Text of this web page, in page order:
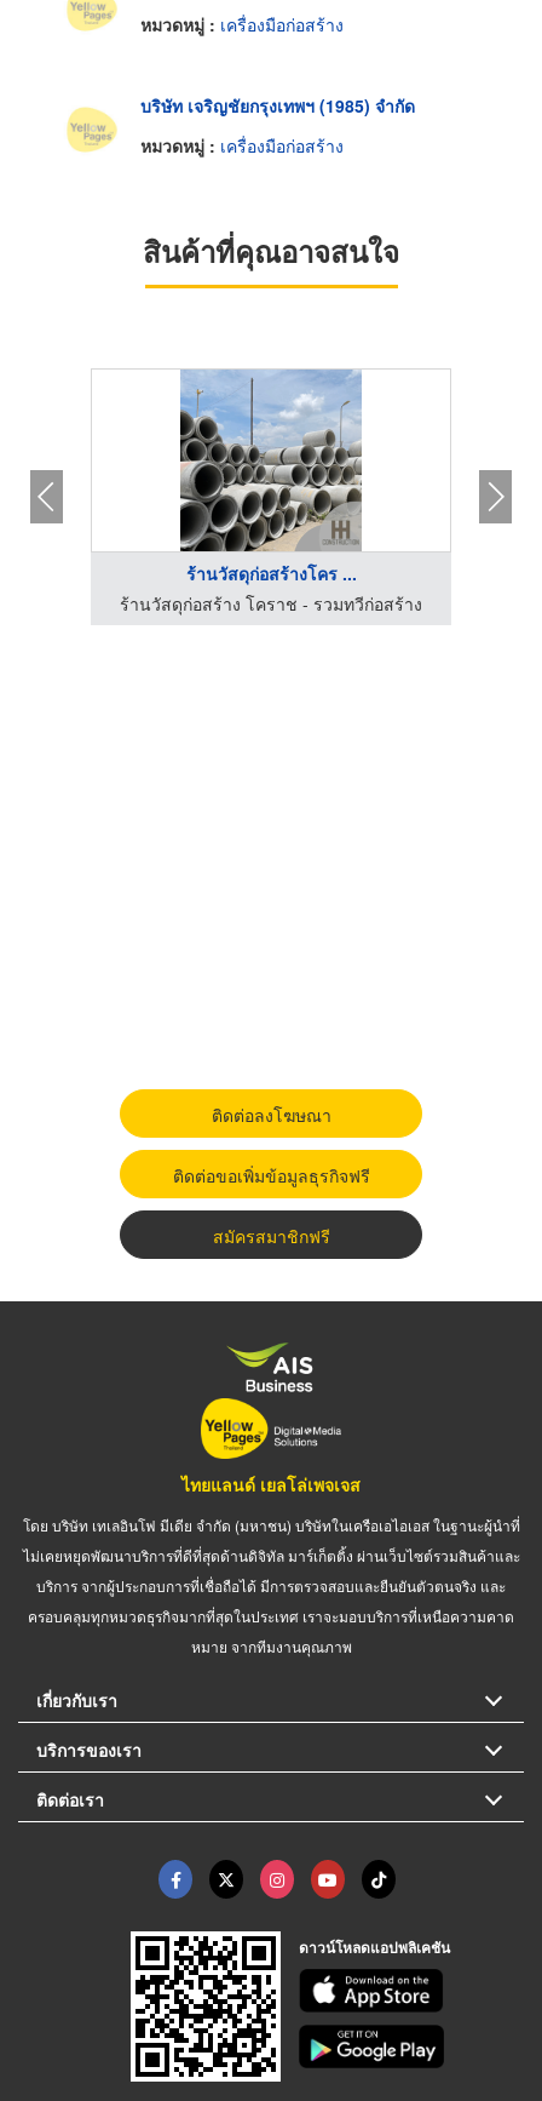
หมวดหมู่ : เครื่องมือก่อสร้าง
บริษัท เจริญชัยกรุงเทพฯ (1985) จำกัด
หมวดหมู่ : เครื่องมือก่อสร้าง
สินค้าที่คุณอาจสนใจ
ร้านวัสดุก่อสร้างโคร ...
ร้านวัสดุก่อสร้าง โคราช - รวมทวีก่อสร้าง
ติดต่อลงโฆษณา
ติดต่อขอเพิ่มข้อมูลธุรกิจฟรี
สมัครสมาชิกฟรี
ไทยแลนด์ เยลโล่เพจเจส
โดย บริษัท เทเลอินโฟ มีเดีย จำกัด (มหาชน) บริษัทในเครือเอไอเอส ในฐานะผู้นำที่
ไม่เคยหยุดพัฒนาบริการที่ดีที่สุดด้านดิจิทัล มาร์เก็ตติ้ง ผ่านเว็บไซต์รวมสินค้าและ
บริการ จากผู้ประกอบการที่เชื่อถือได้ มีการตรวจสอบและยืนยันตัวตนจริง และ
ครอบคลุมทุกหมวดธุรกิจมากที่สุดในประเทศ เราจะมอบบริการที่เหนือความคาด
หมาย จากทีมงานคุณภาพ
เกี่ยวกับเรา
บริการของเรา
ติดต่อเรา
ดาวน์โหลดแอปพลิเคชัน